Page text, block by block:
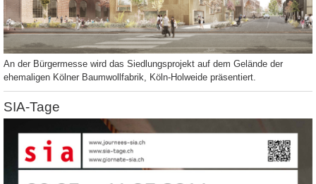
An der Bürgermesse wird das Siedlungsprojekt auf dem Gelände der
ehemaligen Kölner Baumwollfabrik, Köln-Holweide präsentiert.
SIA-Tage